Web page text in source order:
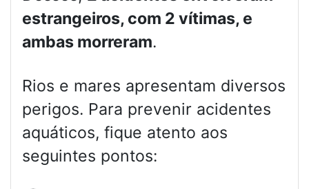
estrangeiros, com 2 vítimas, e
ambas morreram.
Rios e mares apresentam diversos
perigos. Para prevenir acidentes
aquáticos, fique atento aos
seguintes pontos: